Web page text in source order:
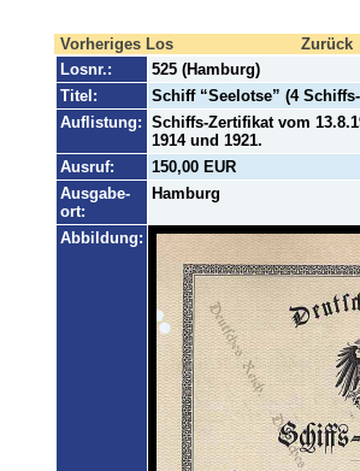
Vorheriges Los Zurück
Losnr.:
525 (Hamburg)
Titel:
Schiff “Seelotse” (4
Auflistung: Schiffs-Zertifikat vom
1914 und 1921.
Ausruf:
150,00 EUR
Ausgabe-
ort:
Hamburg
Abbildung: